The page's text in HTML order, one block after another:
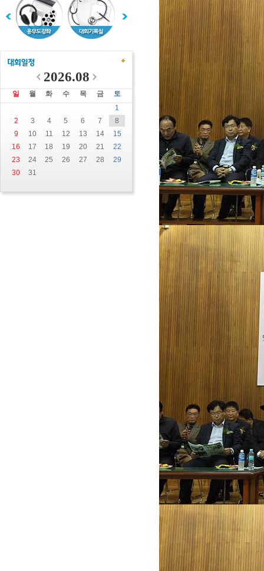
2026.08
일 월 화 수 목 금
토
1
2
3 4 5 6 7
8
9
10 11 12 13 14
15
16
17 18 19 20 21
22
23
24 25 26 27 28
29
30
31